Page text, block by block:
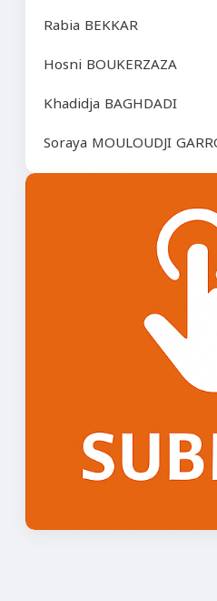
Rabia BEKKAR
Hosni BOUKERZAZA
Khadidja BAGHDADI
Soraya MOULOUDJI